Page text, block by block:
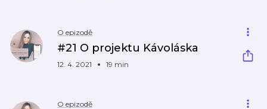
O epizodě
#21 O projektu Kávoláska
12. 4. 2021 19 min
O epizodě